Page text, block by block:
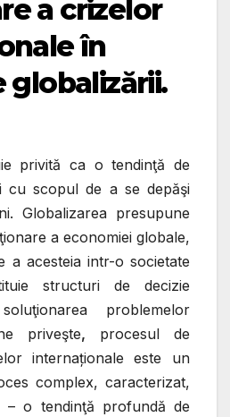
a crizelor
în
globalizării.
privită ca o tendinţă de
cu scopul de a se depăşi
Globalizarea presupune
a economiei globale,
a acesteia intr-o societate
structuri de decizie
problemelor
priveşte, procesul de
internaționale
este un
complex, caracterizat,
o tendinţă profundă de